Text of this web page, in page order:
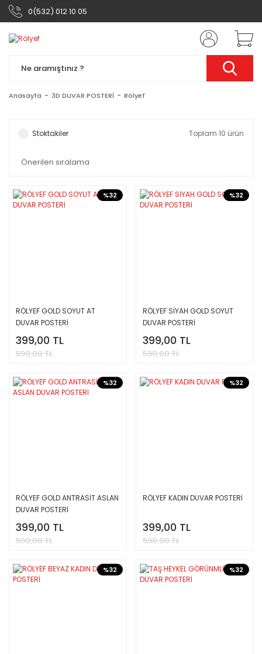
0(532) 012 10 05
Anasayfa 3D DUVAR POSTERİ Rölyef
Stoktakiler Toplam 10 ürün
%32
RÖLYEF GOLD SOYUT AT
DUVAR POSTERİ
399,00 TL
590,00 TL
%32
RÖLYEF SİYAH GOLD SOYUT
DUVAR POSTERİ
399,00 TL
590,00 TL
%32
RÖLYEF GOLD ANTRASİT ASLAN
DUVAR POSTERİ
399,00 TL
590,00 TL
%32
RÖLYEF KADIN DUVAR POSTERİ
399,00 TL
590,00 TL
%32 %32